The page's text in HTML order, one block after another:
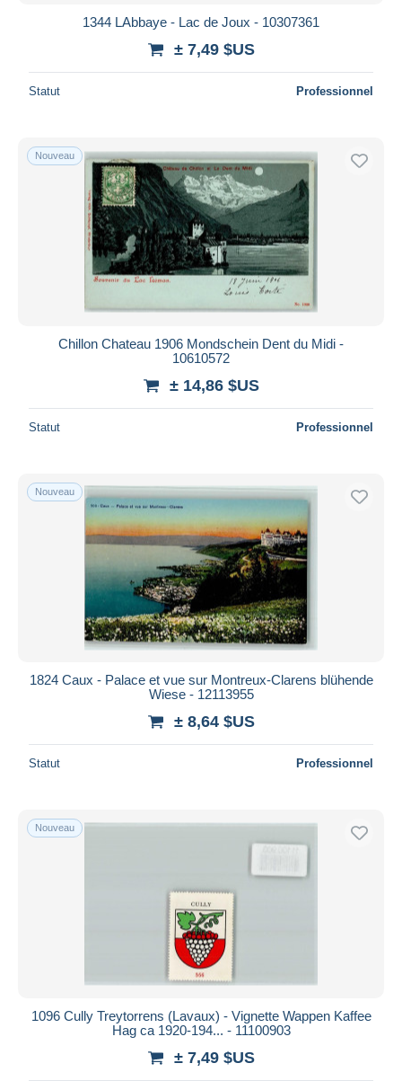
1344 LAbbaye - Lac de Joux - 10307361
± 7,49 $US
Statut Professionnel
Nouveau
Chillon Chateau 1906 Mondschein Dent du Midi -
10610572
± 14,86 $US
Statut Professionnel
Nouveau
1824 Caux - Palace et vue sur Montreux-Clarens blühende
Wiese - 12113955
± 8,64 $US
Statut Professionnel
Nouveau
1096 Cully Treytorrens (Lavaux) - Vignette Wappen Kaffee
Hag ca 1920-194... - 11100903
± 7,49 $US